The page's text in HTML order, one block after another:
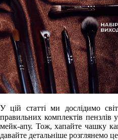
У цій статті ми дослідимо
правильних комплектів пензлів
мейк-апу. Тож, хапайте чашку
давайте детальніше розглянемо